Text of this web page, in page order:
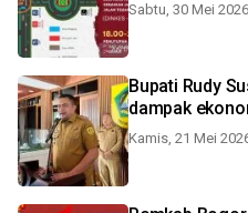
Sabtu, 30 Mei
Bupati Rudy
dampak
Kamis, 21 Mei